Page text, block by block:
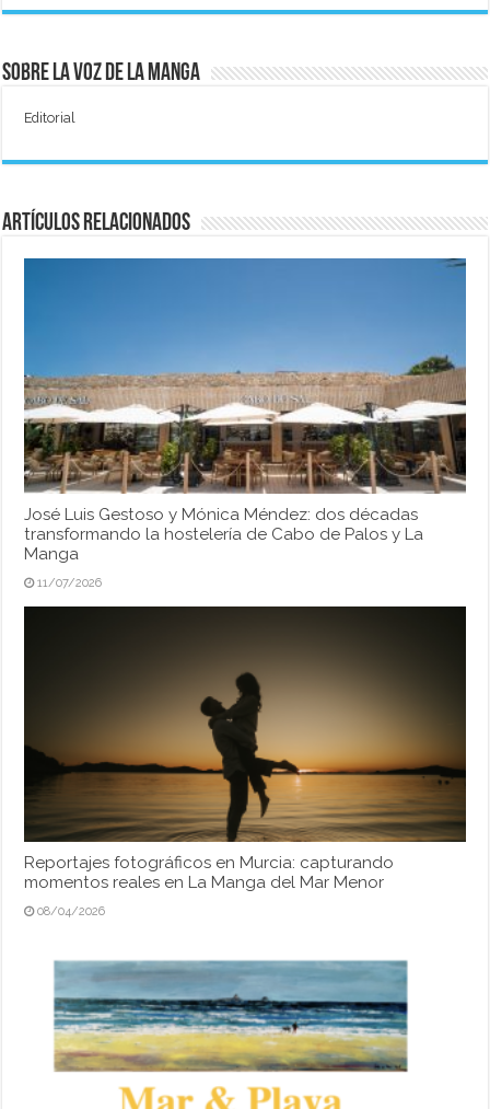
Sobre La Voz de La Manga
Editorial
Artículos relacionados
José Luis Gestoso y Mónica Méndez: dos décadas
transformando la hostelería de Cabo de Palos y La
Manga
11/07/2026
Reportajes fotográficos en Murcia: capturando
momentos reales en La Manga del Mar Menor
08/04/2026